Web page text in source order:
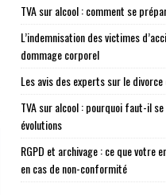
TVA sur alcool : comment se
L’indemnisation des victimes
dommage corporel
Les avis des experts sur le
TVA sur alcool : pourquoi faut-il
évolutions
RGPD et archivage : ce que votre
en cas de non-conformité